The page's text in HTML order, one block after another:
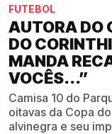
FUTEBOL
AUTORA DO
DO
MANDA
VOCÊS...”
Camisa 10 do
oitavas da Copa
alvinegra e seu